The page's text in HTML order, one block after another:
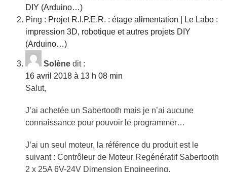
DIY (Arduino…)
Ping : Projet R.I.P.E.R. : étage alimentation | Le Labo :
impression 3D, robotique et autres projets DIY
(Arduino…)
Solène dit :
16 avril 2018 à 13 h 08 min
Salut,
J’ai achetée un Sabertooth mais je n’ai aucune
connaissance pour pouvoir le programmer…
J’ai un seul moteur, la référence du produit est le
suivant : Contrôleur de Moteur Regénératif Sabertooth
2 x 25A 6V-24V Dimension Engineering.